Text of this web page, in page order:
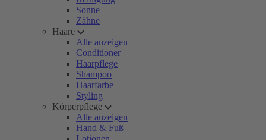
Sonne
Zähne
Haare
Alle anzeigen
Conditioner
Haarpflege
Shampoo
Haarfarbe
Styling
Körperpflege
Alle anzeigen
Hand & Fuß